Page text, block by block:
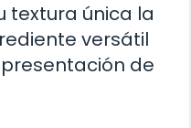
textura única la
versátil
de